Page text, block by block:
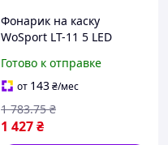
Фонарик на каску
WoSport LT-11 5 LED
зеленый + синий + ИК)
Оливковый
Готово к отправке
от 143₴/мес
1 427₴
1 783.75 ₴